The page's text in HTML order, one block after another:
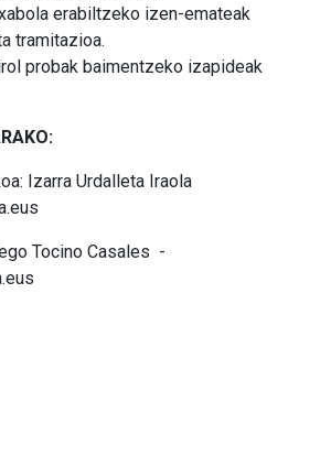
erabiltzeko izen-emateak
tramitazioa.
probak baimentzeko izapideak
Izarra Urdalleta Iraola
Tocino Casales -